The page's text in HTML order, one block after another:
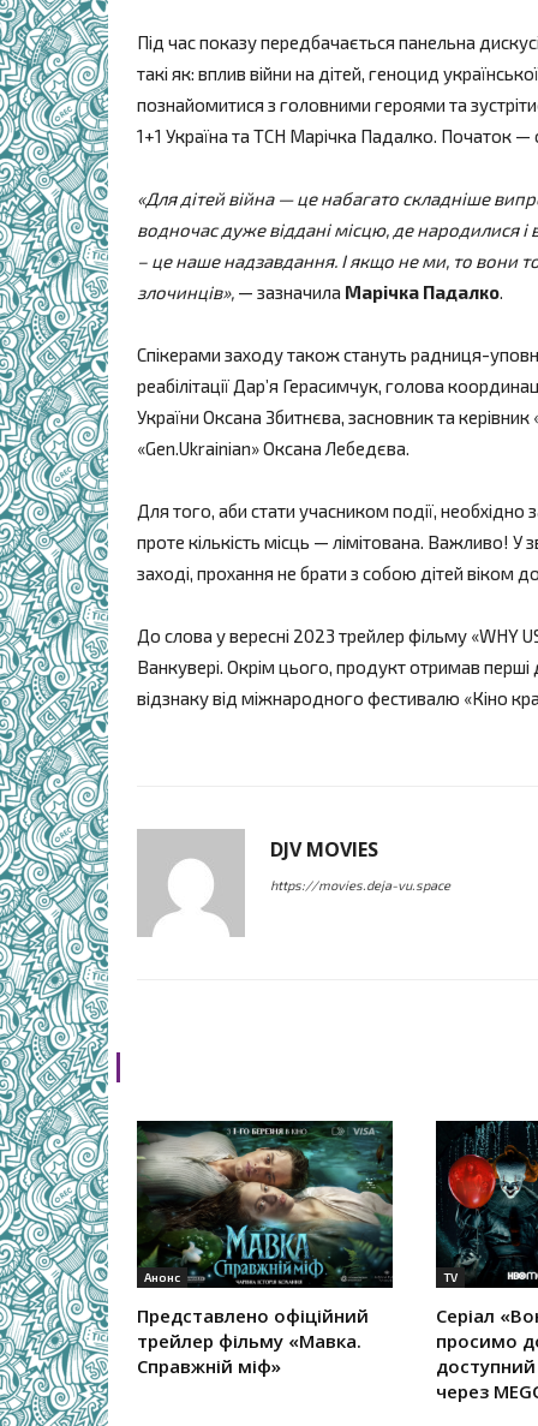
Під час показу передбачається панельна
такі як: вплив війни на дітей, геноцид
познайомитися з головними героями та
1+1 Україна та ТСН Марічка Падалко. Початок —
«Для дітей війна — це набагато складніше
водночас дуже віддані місцю, де народилися і
– це наше надзавдання. І якщо не ми, то вони
злочинців», — зазначила Марічка Падалко.
Спікерами заходу також стануть радниця-
реабілітації Дар’я Герасимчук, голова
України Оксана Збитнєва, засновник та
«Gen.Ukrainian» Оксана Лебедєва.
Для того, аби стати учасником події, необхідно
проте кількість місць — лімітована. Важливо! У
заході, прохання не брати з собою дітей віком
До слова у вересні 2023 трейлер фільму «WHY
Ванкувері. Окрім цього, продукт отримав перші
відзнаку від міжнародного фестивалю «Кіно
DJV MOVIES
https://movies.deja-vu.space
Анонс
Представлено офіційний
трейлер фільму «Мавка.
Справжній міф»
TV
Серіал
просимо
через